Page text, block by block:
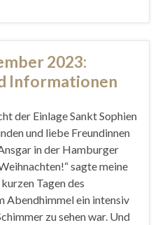
2023:
Informationen
der Einlage Sankt Sophien
und liebe Freundinnen
in der Hamburger
sagte meine
Tagen des
Abendhimmel ein intensiv
zu sehen war. Und